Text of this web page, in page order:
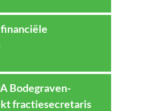
Bodegraven-
fractiesecretaris